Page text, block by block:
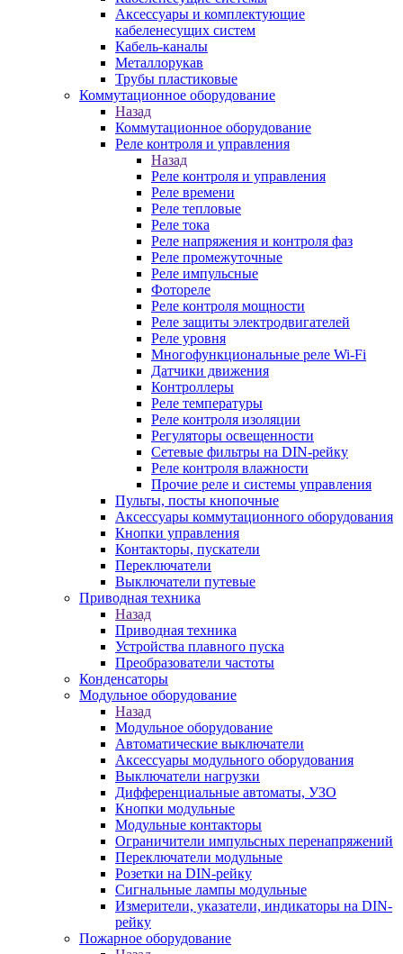
Аксессуары и комплектующие
кабеленесущих систем
Кабель-каналы
Металлорукав
Трубы пластиковые
Коммутационное оборудование
Назад
Коммутационное оборудование
Реле контроля и управления
Назад
Реле контроля и управления
Реле времени
Реле тепловые
Реле тока
Реле напряжения и контроля фаз
Реле промежуточные
Реле импульсные
Фотореле
Реле контроля мощности
Реле защиты электродвигателей
Реле уровня
Многофункциональные реле Wi-Fi
Датчики движения
Контроллеры
Реле температуры
Реле контроля изоляции
Регуляторы освещенности
Сетевые фильтры на DIN-рейку
Реле контроля влажности
Прочие реле и системы управления
Пульты, посты кнопочные
Аксессуары коммутационного оборудования
Кнопки управления
Контакторы, пускатели
Переключатели
Выключатели путевые
Приводная техника
Назад
Приводная техника
Устройства плавного пуска
Преобразователи частоты
Конденсаторы
Модульное оборудование
Назад
Модульное оборудование
Автоматические выключатели
Аксессуары модульного оборудования
Выключатели нагрузки
Дифференциальные автоматы, УЗО
Кнопки модульные
Модульные контакторы
Ограничители импульсных перенапряжений
Переключатели модульные
Розетки на DIN-рейку
Сигнальные лампы модульные
Измерители, указатели, индикаторы на DIN-
рейку
Пожарное оборудование